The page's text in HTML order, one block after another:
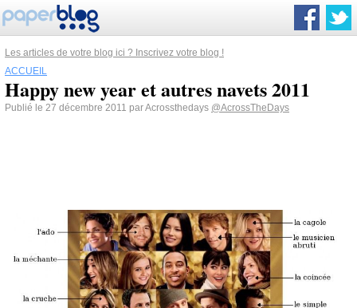
Les articles de votre blog ici ? Inscrivez votre blog !
ACCUEIL
Happy new year et autres navets 2011
Publié le 27 décembre 2011 par Acrossthedays @AcrossTheDays